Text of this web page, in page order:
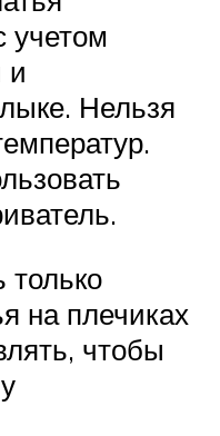
учетом
и
Нельзя
на плечиках
чтобы